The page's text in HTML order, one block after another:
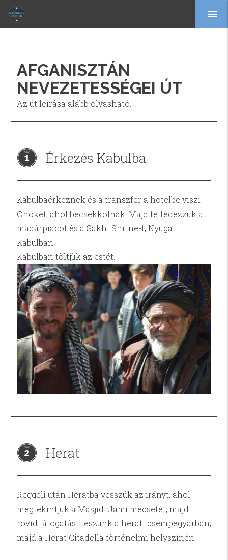
menu
AFGANISZTÁN
NEVEZETESSÉGEI ÚT
Az út leírása alább olvasható.
1 Érkezés Kabulba
Kabulbaérkeznek és a transzfer a hotelbe viszi
Önöket, ahol becsekkolnak. Majd felfedezzük a
madárpiacot és a Sakhi Shrine-t, Nyugat
Kabulban.
Kabulban töltjük az estét.
2 Herat
Reggeli után Heratba vesszük az irányt, ahol
megtekintjük a Masjidi Jami mecsetet, majd
rövid látogatást teszünk a herati csempegyárban,
majd a Herat Citadella történelmi helyszínén.